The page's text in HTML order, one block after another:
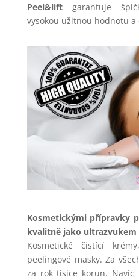
Peel&liftgarantuje
vysokou užitnou hodnotu
Kosmetickými přípravky
kvalitně jako ultrazvukem
Kosmetické čistící
peelingové masky. Za
za rok tisíce korun.